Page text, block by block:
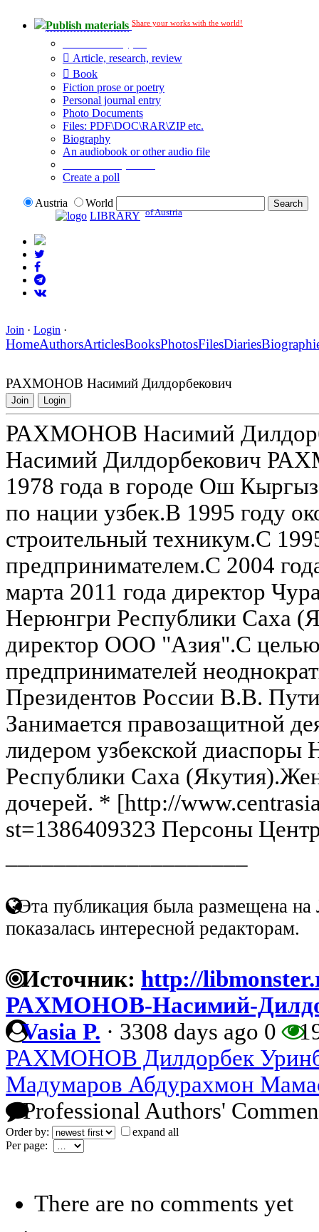
Publish materials Share your works with the world!
Article, research, review
Book
Fiction prose or poetry
Personal journal entry
Photo Documents
Files: PDF\DOC\RAR\ZIP etc.
Biography
An audiobook or other audio file
Create a poll
Austria
World
LIBRARY of Austria
Join · Login ·
HomeAuthorsArticlesBooksPhotosFilesDiaries
РАХМОНОВ Насимий Дилдорбекович
Join Login
РАХМОНОВ Насимий
Насимий Дилдорбекович
1978 года в городе Ош
по нации узбек.В 1995 году
строительный техникум.С
предпринимателем.С 2004
марта 2011 года директор
Нерюнгри Республики Саха
директор ООО "Азия".С
предпринимателей
Президентов России В.В.
Занимается правозащитной
лидером узбекской диаспоры
Республики Саха
дочерей. * [http://
st=1386409323 Персоны
Эта публикация была размещена на
показалась интересной редакторам.
Источник: http://
РАХМОНОВ-Насимий-
Vasia P. · 3308 days ago 0
РАХМОНОВ Дилдорбек
Мадумаров Абдурахмон
Professional Authors'
Order by:
expand all
Per page:
There are no comments yet